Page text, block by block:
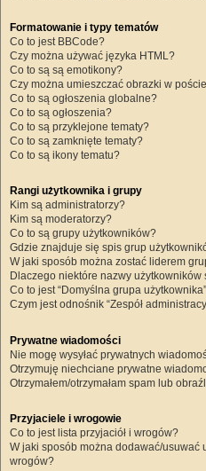
Formatowanie i typy tematów
Co to jest BBCode?
Czy można używać języka HTML?
Co to są są emotikony?
Czy można umieszczać obrazki w
Co to są ogłoszenia globalne?
Co to są ogłoszenia?
Co to są przyklejone tematy?
Co to są zamknięte tematy?
Co to są ikony tematu?
Rangi użytkownika i grupy
Kim są administratorzy?
Kim są moderatorzy?
Co to są grupy użytkowników?
Gdzie znajduje się spis grup
W jaki sposób można zostać liderem
Dlaczego niektóre nazwy
Co to jest “Domyślna grupa
Czym jest odnośnik “Zespół
Prywatne wiadomości
Nie mogę wysyłać prywatnych
Otrzymuję niechciane prywatne
Otrzymałem/otrzymałam spam lub
Przyjaciele i wrogowie
Co to jest lista przyjaciół i wrogów?
W jaki sposób można dodawać/usuwać
wrogów?